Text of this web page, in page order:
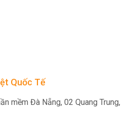
Quốc Tế
mềm Đà Nẵng, 02 Quang Trung,